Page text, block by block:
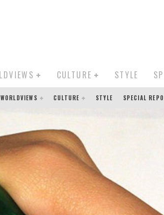
CULTURE STYLE
WORLDVIEWS CULTURE STYLE SPECIAL